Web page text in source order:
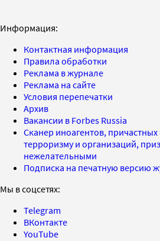
Информация:
Контактная информация
Правила обработки
Реклама в журнале
Реклама на сайте
Условия перепечатки
Архив
Вакансии в Forbes Russia
Сканер иноагентов, причастных
терроризму и организаций,
нежелательными
Подписка на печатную версию
Мы в соцсетях:
Telegram
ВКонтакте
YouTube